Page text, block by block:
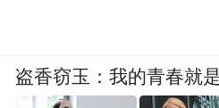
盗香窃玉：我的青春就